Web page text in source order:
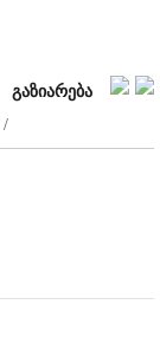
გაზიარება
/